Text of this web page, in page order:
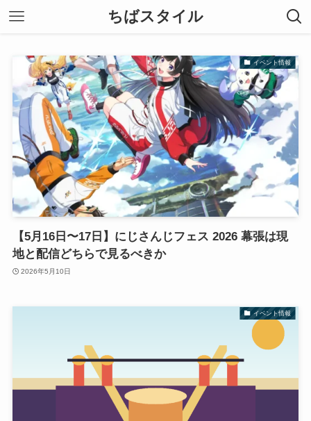
ちばスタイル
イベント情報
【5月16日〜17日】にじさんじフェス 2026 幕張は現
地と配信どちらで見るべきか
2026年5月10日
イベント情報